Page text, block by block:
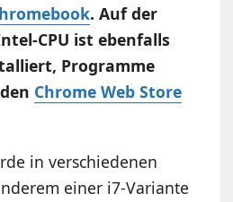
. Auf der
CPU ist ebenfalls
Programme
Chrome Web Store
in verschiedenen
einer i7-Variante